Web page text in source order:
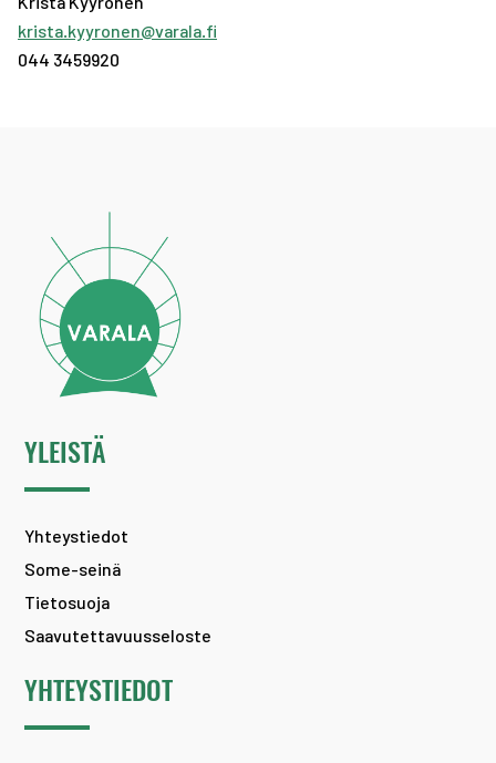
krista.kyyronen@varala.fi
044 3459920
YLEISTÄ
Yhteystiedot
Some-seinä
Tietosuoja
Saavutettavuusseloste
YHTEYSTIEDOT